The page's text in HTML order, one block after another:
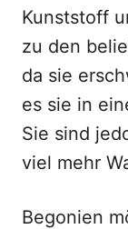
Kunststoff
zu den
da sie
es sie in
Sie sind
viel mehr
Begonien